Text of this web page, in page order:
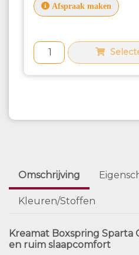
Afspraak maken
Omschrijving
Kleuren/Stoffen
Kreamat Boxspring Sparta
en ruim slaapcomfort